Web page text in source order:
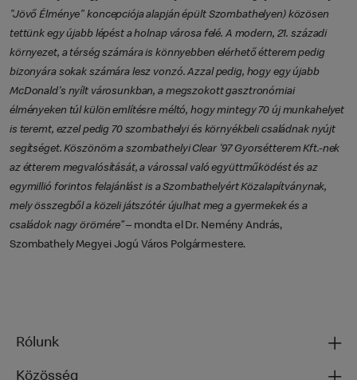
"Jövő Élménye" koncepciója alapján épült Szombathelyen) közösen
tettünk egy újabb lépést a holnap városa felé. A modern, 21. századi
környezet, a térség számára is könnyebben elérhető étterem pedig
bizonyára sokak számára lesz vonzó. Azzal pedig, hogy egy újabb
McDonald's nyílt városunkban, a megszokott gasztronómiai
élményeken túl külön említésre méltó, hogy mintegy 70 új munkahelyet
is teremt, ezzel pedig 70 szombathelyi és környékbeli családnak nyújt
segítséget. Köszönöm a szombathelyi Clear '97 Gyorsétterem Kft.-nek
az étterem megvalósítását, a várossal való együttműködést és az
egymillió forintos felajánlást is a Szombathelyért Közalapítványnak,
mely összegből a közeli játszótér újulhat meg a gyermekek és a
családok nagy örömére”– mondta el Dr. Nemény András,
Szombathely Megyei Jogú Város Polgármestere.
Rólunk
Közösség